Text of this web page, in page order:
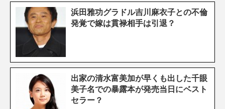
浜田雅功グラドル吉川麻衣子との不倫
発覚で嫁は貫禄相手は引退？
出家の清水富美加が早くも出した千眼
美子名での暴露本が発売当日にベスト
セラー？